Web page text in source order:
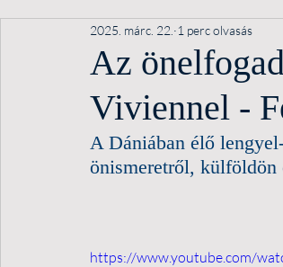
Az
Viviennel -
2025. márc. 22. 1 perc olvasás
A Dániában élő
önismeretről, külföldön
https://www.youtube.com/